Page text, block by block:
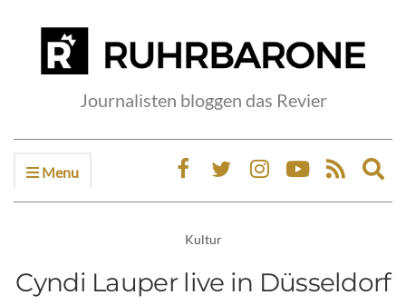
Journalisten bloggen das Revier
Menu
Kultur
Cyndi Lauper live in Düsseldorf